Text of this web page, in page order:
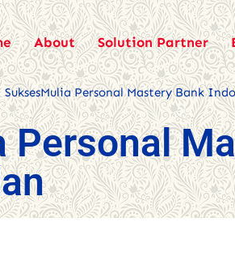
About Solution Partner
SuksesMulia Personal Mastery Bank
Personal